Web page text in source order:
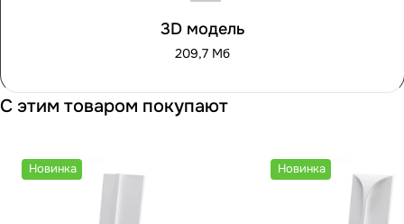
3D модель
209,7 Мб
С этим товаром покупают
Новинка Новинка